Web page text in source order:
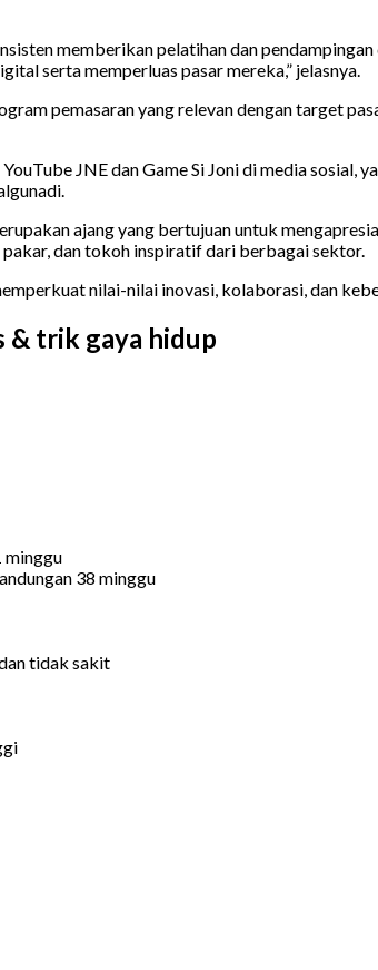
memberikan pelatihan dan
serta memperluas pasar mereka,” jelasnya.
pemasaran yang relevan dengan target
JNE dan Game Si Joni di media
ajang yang bertujuan untuk
dan tokoh inspiratif dari berbagai sektor.
nilai-nilai inovasi, kolaborasi, dan
& trik gaya hidup
minggu
38 minggu
tidak sakit